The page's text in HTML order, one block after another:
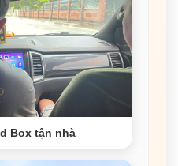
Box tận nhà